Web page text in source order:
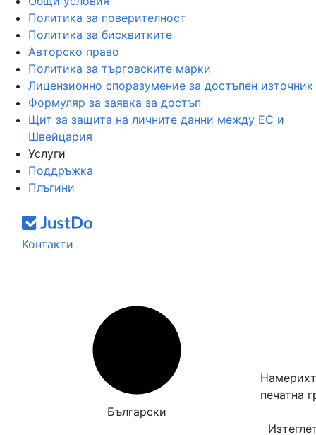
Политика за поверителност
Политика за бисквитките
Авторско право
Политика за търговските марки
Лицензионно споразумение за достъпен източник
Формуляр за заявка за достъп
Щит за защита на личните данни между ЕС и
Швейцария
Услуги
Поддръжка
Плъгини
Контакти
Български
печатна